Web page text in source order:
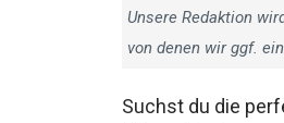
Unsere Redaktion
von denen wir ggf.
Suchst du die